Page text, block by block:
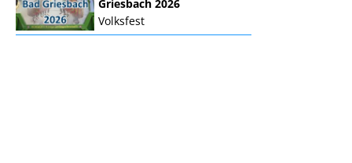
Griesbach 2026
Volksfest